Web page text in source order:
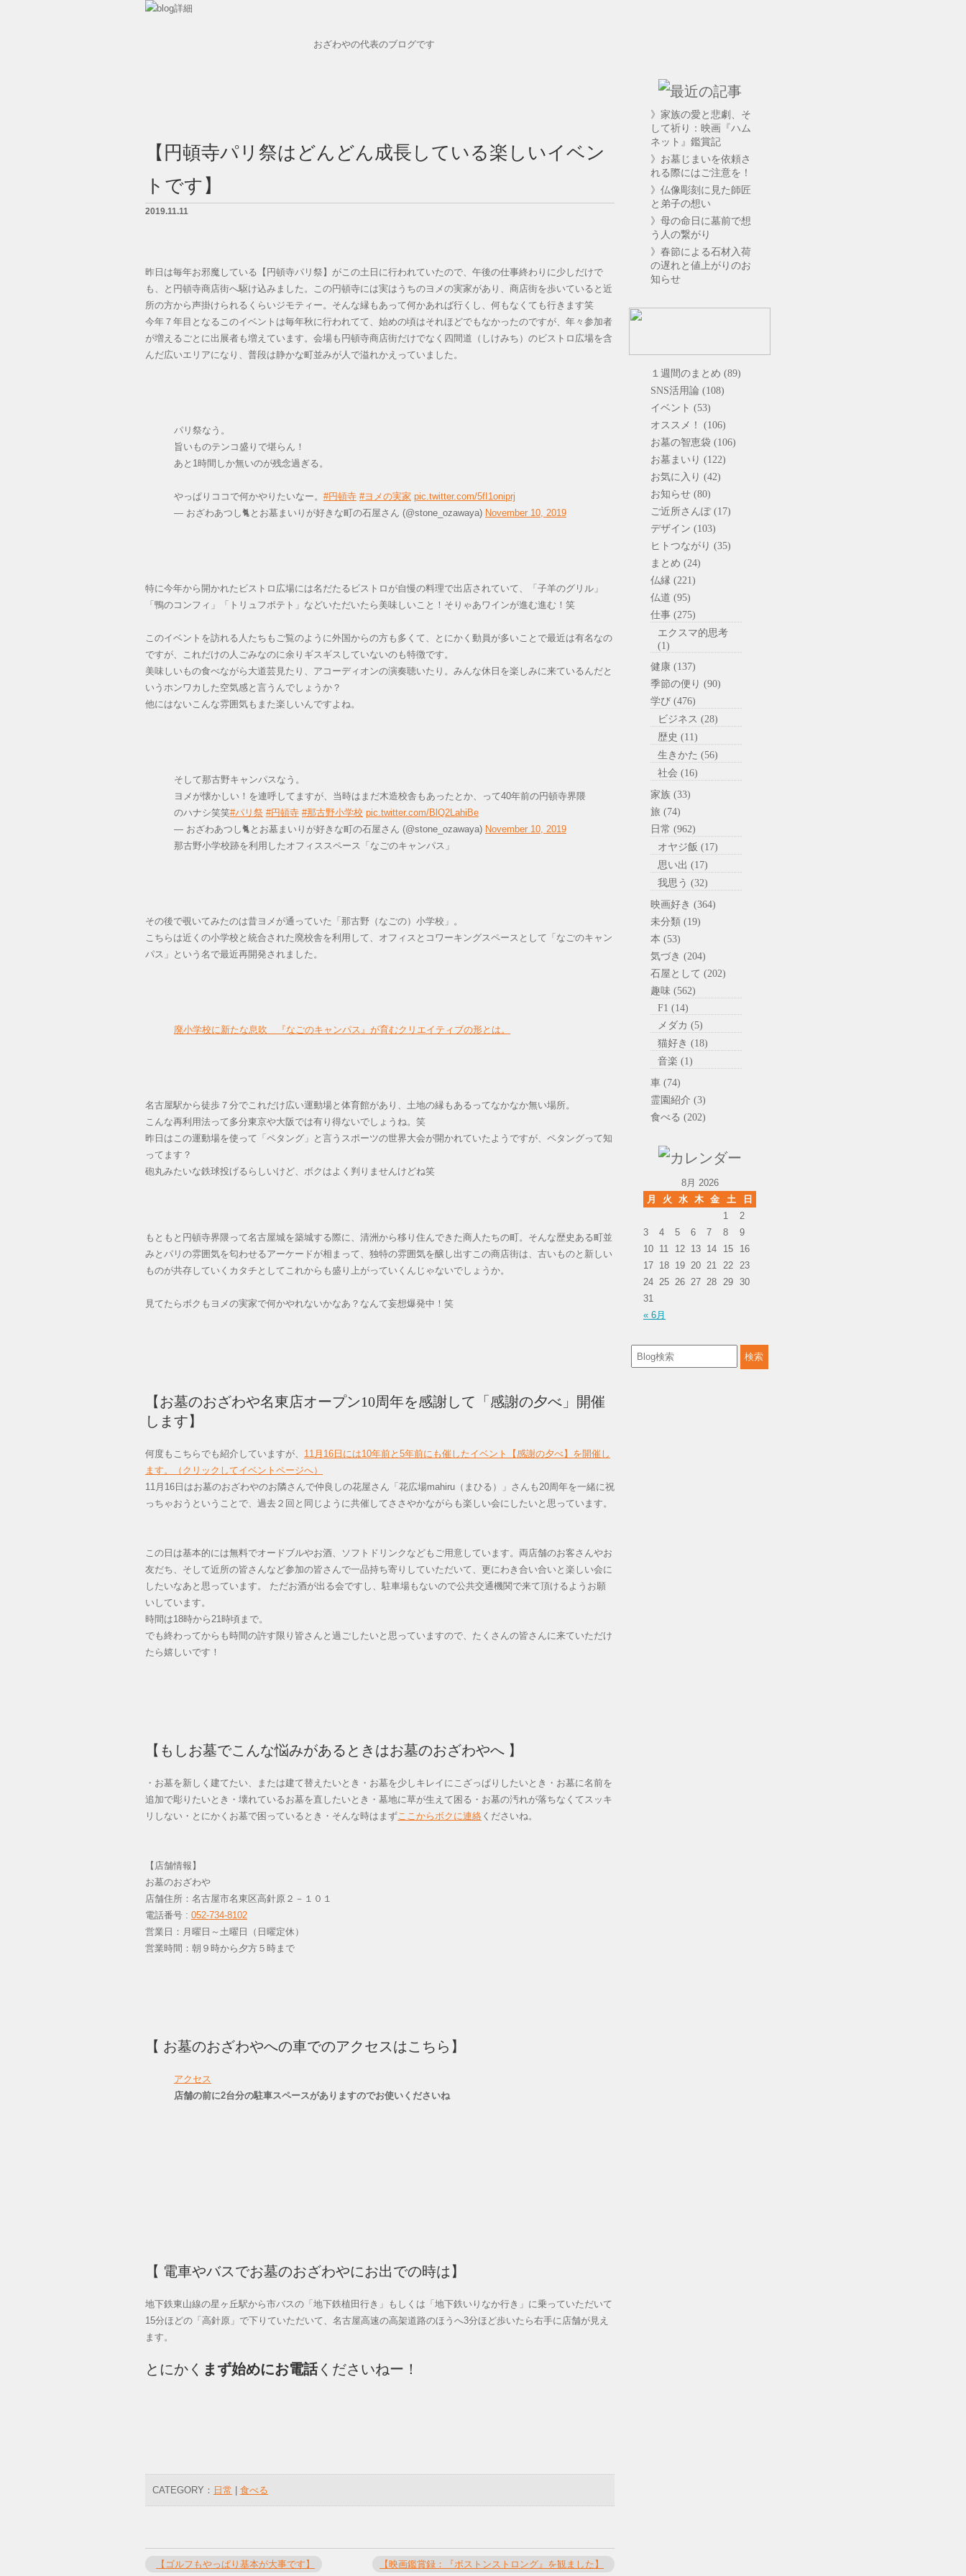
おざわやの代表のブログです
【円頓寺パリ祭はどんどん成長している楽しいイベン
トです】
2019.11.11
昨日は毎年お邪魔している【円頓寺パリ祭】がこの土日に行われていたので、午後の仕事終わりに少しだけで
も、と円頓寺商店街へ駆け込みました。この円頓寺には実はうちのヨメの実家があり、商店街を歩いていると近
所の方から声掛けられるくらいジモティー。そんな縁もあって何かあれば行くし、何もなくても行きます笑
今年７年目となるこのイベントは毎年秋に行われてて、始めの頃はそれほどでもなかったのですが、年々参加者
が増えるごとに出展者も増えています。会場も円頓寺商店街だけでなく四間道（しけみち）のビストロ広場を含
んだ広いエリアになり、普段は静かな町並みが人で溢れかえっていました。
パリ祭なう。
旨いものテンコ盛りで堪らん！
あと1時間しか無いのが残念過ぎる。
やっぱりココで何かやりたいなー。 #円頓寺 #ヨメの実家 pic.twitter.com/5fI1oniprj
— おざわあつし🐈とお墓まいりが好きな町の石屋さん (@stone_ozawaya) November 10, 2019
特に今年から開かれたビストロ広場には名だたるビストロが自慢の料理で出店されていて、「子羊のグリル」
「鴨のコンフィ」「トリュフポテト」などいただいたら美味しいこと！そりゃあワインが進む進む！笑
このイベントを訪れる人たちもご覧のように外国からの方も多くて、とにかく動員が多いことで最近は有名なの
ですが、これだけの人ごみなのに余りギスギスしていないのも特徴です。
美味しいもの食べながら大道芸見たり、アコーディオンの演奏聴いたり。みんな休日を楽しみに来ているんだと
いうホンワカした空気感と言うんでしょうか？
他にはないこんな雰囲気もまた楽しいんですよね。
そして那古野キャンパスなう。
ヨメが懐かしい！を連呼してますが、当時はまだ木造校舎もあったとか、って40年前の円頓寺界隈
のハナシ笑笑#パリ祭 #円頓寺 #那古野小学校 pic.twitter.com/BlQ2LahiBe
— おざわあつし🐈とお墓まいりが好きな町の石屋さん (@stone_ozawaya) November 10, 2019
那古野小学校跡を利用したオフィススペース「なごのキャンパス」
その後で覗いてみたのは昔ヨメが通っていた「那古野（なごの）小学校」。
こちらは近くの小学校と統合された廃校舎を利用して、オフィスとコワーキングスペースとして「なごのキャン
パス」という名で最近再開発されました。
廃小学校に新たな息吹＿『なごのキャンパス』が育むクリエイティブの形とは。
名古屋駅から徒歩７分でこれだけ広い運動場と体育館があり、土地の縁もあるってなかなか無い場所。
こんな再利用法って多分東京や大阪では有り得ないでしょうね。笑
昨日はこの運動場を使って「ペタング」と言うスポーツの世界大会が開かれていたようですが、ペタングって知
ってます？
砲丸みたいな鉄球投げるらしいけど、ボクはよく判りませんけどね笑
もともと円頓寺界隈って名古屋城を築城する際に、清洲から移り住んできた商人たちの町。そんな歴史ある町並
みとパリの雰囲気を匂わせるアーケードが相まって、独特の雰囲気を醸し出すこの商店街は、古いものと新しい
ものが共存していくカタチとしてこれからも盛り上がっていくんじゃないでしょうか。
見てたらボクもヨメの実家で何かやれないかなあ？なんて妄想爆発中！笑
【お墓のおざわや名東店オープン10周年を感謝して「感謝の夕べ」開催
します】
何度もこちらでも紹介していますが、 11月16日には10年前と5年前にも催したイベント【感謝の夕べ】を開催し
ます。（クリックしてイベントページへ）
11月16日はお墓のおざわやのお隣さんで仲良しの花屋さん「花広場mahiru（まひる）」さんも20周年を一緒に祝
っちゃおうということで、過去２回と同じように共催してささやかながらも楽しい会にしたいと思っています。
この日は基本的には無料でオードブルやお酒、ソフトドリンクなどもご用意しています。両店舗のお客さんやお
友だち、そして近所の皆さんなど参加の皆さんで一品持ち寄りしていただいて、更にわき合い合いと楽しい会に
したいなあと思っています。 ただお酒が出る会ですし、駐車場もないので公共交通機関で来て頂けるようお願
いしています。
時間は18時から21時頃まで。
でも終わってからも時間の許す限り皆さんと過ごしたいと思っていますので、たくさんの皆さんに来ていただけ
たら嬉しいです！
【もしお墓でこんな悩みがあるときはお墓のおざわやへ 】
・お墓を新しく建てたい、または建て替えたいとき・お墓を少しキレイにこざっぱりしたいとき・お墓に名前を
追加で彫りたいとき・壊れているお墓を直したいとき・墓地に草が生えて困る・お墓の汚れが落ちなくてスッキ
リしない・とにかくお墓で困っているとき・そんな時はまずここからボクに連絡 くださいね。
【店舗情報】
お墓のおざわや
店舗住所：名古屋市名東区高針原２－１０１
電話番号 : 052-734-8102
営業日：月曜日～土曜日（日曜定休）
営業時間：朝９時から夕方５時まで
【 お墓のおざわやへの車でのアクセスはこちら】
アクセス
店舗の前に2台分の駐車スペースがありますのでお使いくださいね
【 電車やバスでお墓のおざわやにお出での時は】
地下鉄東山線の星ヶ丘駅から市バスの「地下鉄植田行き」もしくは「地下鉄いりなか行き」に乗っていただいて
15分ほどの「高針原」で下りていただいて、名古屋高速の高架道路のほうへ3分ほど歩いたら右手に店舗が見え
ます。
とにかく まず始めにお電話くださいねー！
CATEGORY： 日常 食べる
【ゴルフもやっぱり基本が大事です】 【映画鑑賞録：『ボストンストロング』を観ました】
》家族の愛と悲劇、そ
して祈り：映画『ハム
ネット』鑑賞記
》お墓じまいを依頼さ
れる際にはご注意を！
》仏像彫刻に見た師匠
と弟子の想い
》母の命日に墓前で想
う人の繋がり
》春節による石材入荷
の遅れと値上がりのお
知らせ
１週間のまとめ (89)
SNS活用論 (108)
イベント (53)
オススメ！ (106)
お墓の智恵袋 (106)
お墓まいり (122)
お気に入り (42)
お知らせ (80)
ご近所さんぽ (17)
デザイン (103)
ヒトつながり (35)
まとめ (24)
仏縁 (221)
仏道 (95)
仕事 (275)
エクスマ的思考
(1)
健康 (137)
季節の便り (90)
学び (476)
ビジネス (28)
歴史 (11)
生きかた (56)
社会 (16)
家族 (33)
旅 (74)
日常 (962)
オヤジ飯 (17)
思い出 (17)
我思う (32)
映画好き (364)
未分類 (19)
本 (53)
気づき (204)
石屋として (202)
趣味 (562)
F1 (14)
メダカ (5)
猫好き (18)
音楽 (1)
車 (74)
霊園紹介 (3)
食べる (202)
8月 2026
月
火 水 木 金 土 日
« 6月
1
2
3
4 5 6 7 8
9
10 11 12 13 14 15
16
17 18 19 20 21 22 23
24 25 26 27 28 29 30
31